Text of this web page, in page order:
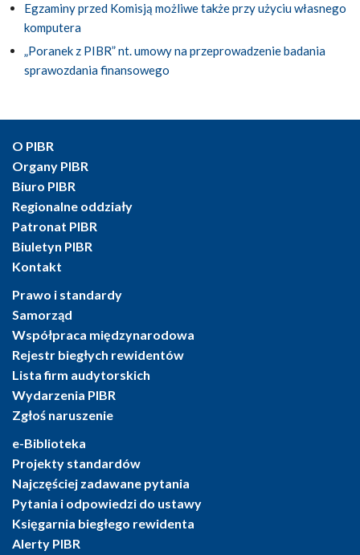
Egzaminy przed Komisją możliwe także przy użyciu własnego
komputera
„Poranek z PIBR” nt. umowy na przeprowadzenie badania
sprawozdania finansowego
O PIBR
Organy PIBR
Biuro PIBR
Regionalne oddziały
Patronat PIBR
Biuletyn PIBR
Kontakt
Prawo i standardy
Samorząd
Współpraca międzynarodowa
Rejestr biegłych rewidentów
Lista firm audytorskich
Wydarzenia PIBR
Zgłoś naruszenie
e-Biblioteka
Projekty standardów
Najczęściej zadawane pytania
Pytania i odpowiedzi do ustawy
Księgarnia biegłego rewidenta
Alerty PIBR